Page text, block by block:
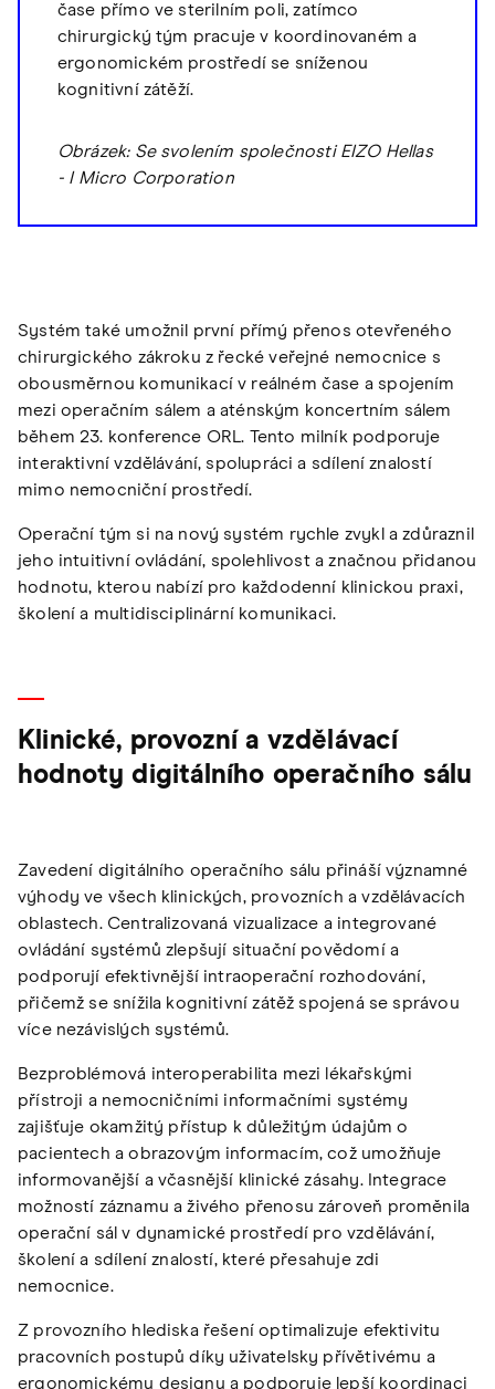
čase přímo ve sterilním poli, zatímco
chirurgický tým pracuje v koordinovaném a
ergonomickém prostředí se sníženou
kognitivní zátěží.
Obrázek: Se svolením společnosti EIZO Hellas
- I Micro Corporation
Systém také umožnil první přímý přenos otevřeného
chirurgického zákroku z řecké veřejné nemocnice s
obousměrnou komunikací v reálném čase a spojením
mezi operačním sálem a aténským koncertním sálem
během 23. konference ORL. Tento milník podporuje
interaktivní vzdělávání, spolupráci a sdílení znalostí
mimo nemocniční prostředí.
Operační tým si na nový systém rychle zvykl a zdůraznil
jeho intuitivní ovládání, spolehlivost a značnou přidanou
hodnotu, kterou nabízí pro každodenní klinickou praxi,
školení a multidisciplinární komunikaci.
Klinické, provozní a vzdělávací
hodnoty digitálního operačního sálu
Zavedení digitálního operačního sálu přináší významné
výhody ve všech klinických, provozních a vzdělávacích
oblastech. Centralizovaná vizualizace a integrované
ovládání systémů zlepšují situační povědomí a
podporují efektivnější intraoperační rozhodování,
přičemž se snížila kognitivní zátěž spojená se správou
více nezávislých systémů.
Bezproblémová interoperabilita mezi lékařskými
přístroji a nemocničními informačními systémy
zajišťuje okamžitý přístup k důležitým údajům o
pacientech a obrazovým informacím, což umožňuje
informovanější a včasnější klinické zásahy. Integrace
možností záznamu a živého přenosu zároveň proměnila
operační sál v dynamické prostředí pro vzdělávání,
školení a sdílení znalostí, které přesahuje zdi
nemocnice.
Z provozního hlediska řešení optimalizuje efektivitu
pracovních postupů díky uživatelsky přívětivému a
ergonomickému designu a podporuje lepší koordinaci